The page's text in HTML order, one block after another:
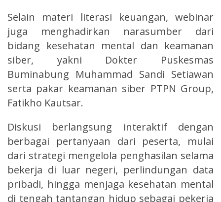
Selain materi literasi keuangan, webinar
juga menghadirkan narasumber dari
bidang kesehatan mental dan keamanan
siber, yakni Dokter Puskesmas
Buminabung Muhammad Sandi Setiawan
serta pakar keamanan siber PTPN Group,
Fatikho Kautsar.
Diskusi berlangsung interaktif dengan
berbagai pertanyaan dari peserta, mulai
dari strategi mengelola penghasilan selama
bekerja di luar negeri, perlindungan data
pribadi, hingga menjaga kesehatan mental
di tengah tantangan hidup sebagai pekerja